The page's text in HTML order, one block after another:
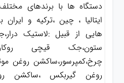
دستگاه ها با برندهای
ایتالیا ، چین ،ترکیه و
هایی از قبیل :لاستیک
ستون،جک قیچی
چرخ،کمپرسور،ساکشن روغن
روغن گیربکس ،ساکشن